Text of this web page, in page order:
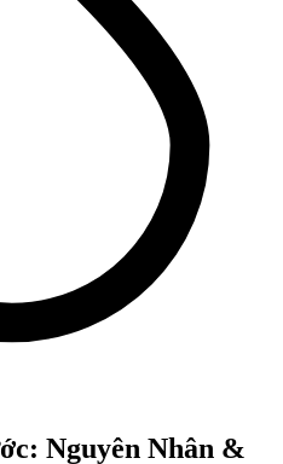
Nguyên Nhân &